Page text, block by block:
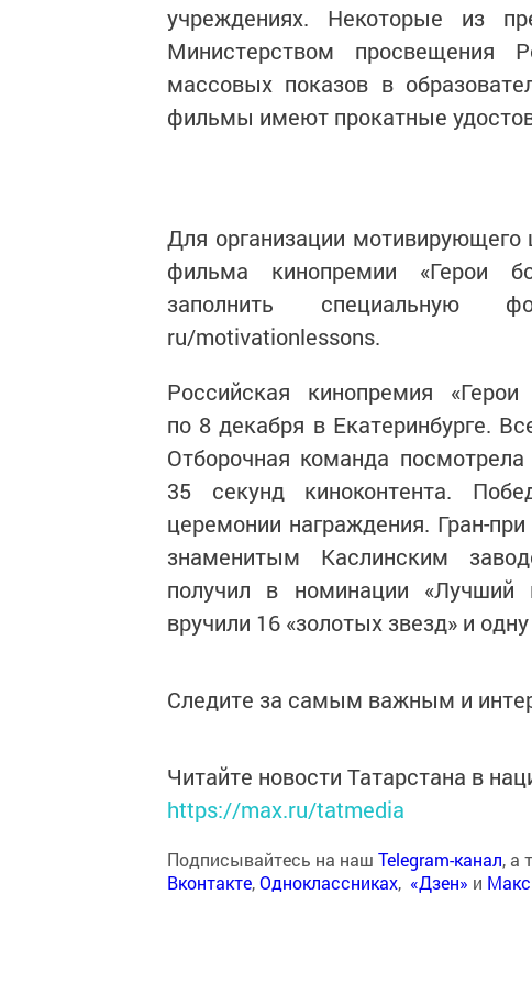
учреждениях. Некоторые из
Министерством просвещения
массовых показов в
фильмы имеют прокатные
Для организации
фильма кинопремии «Герои
заполнить специальную
ru/motivationlessons.
Российская кинопремия
по 8 декабря в Екатеринбурге.
Отборочная команда
35 секунд киноконтента.
церемонии награждения. Гран-
знаменитым Каслинским
получил в номинации «Лучший
вручили 16 «золотых звезд» и
Следите за самым важным и
Читайте новости Татарстана в
https://max.ru/tatmedia
Подписывайтесь на наш Telegram-канал, а
Вконтакте,Одноклассниках, «Дзен» и Макс